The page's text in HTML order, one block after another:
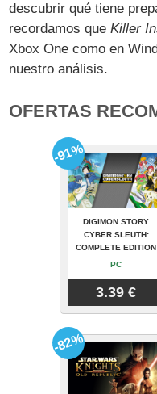
descubrir qué tiene
recordamos queKiller
Xbox One como en
nuestro análisis.
OFERTAS
DIGIMON STORY
CYBER SLEUTH:
COMPLETE EDITION
PC
3.39 €
-91%
-82%